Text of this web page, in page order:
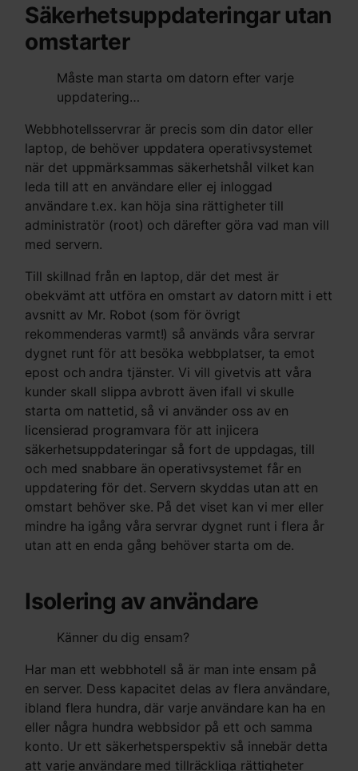
Säkerhetsuppdateringar utan
omstarter
Måste man starta om datorn efter varje
uppdatering…
Webbhotellsservrar är precis som din dator eller
laptop, de behöver uppdatera operativsystemet
när det uppmärksammas säkerhetshål vilket kan
leda till att en användare eller ej inloggad
användare t.ex. kan höja sina rättigheter till
administratör (root) och därefter göra vad man vill
med servern.
Till skillnad från en laptop, där det mest är
obekvämt att utföra en omstart av datorn mitt i ett
avsnitt av Mr. Robot (som för övrigt
rekommenderas varmt!) så används våra servrar
dygnet runt för att besöka webbplatser, ta emot
epost och andra tjänster. Vi vill givetvis att våra
kunder skall slippa avbrott även ifall vi skulle
starta om nattetid, så vi använder oss av en
licensierad programvara för att injicera
säkerhetsuppdateringar så fort de uppdagas, till
och med snabbare än operativsystemet får en
uppdatering för det. Servern skyddas utan att en
omstart behöver ske. På det viset kan vi mer eller
mindre ha igång våra servrar dygnet runt i flera år
utan att en enda gång behöver starta om de.
Isolering av användare
Känner du dig ensam?
Har man ett webbhotell så är man inte ensam på
en server. Dess kapacitet delas av flera användare,
ibland flera hundra, där varje användare kan ha en
eller några hundra webbsidor på ett och samma
konto. Ur ett säkerhetsperspektiv så innebär detta
att varje användare med tillräckliga rättigheter